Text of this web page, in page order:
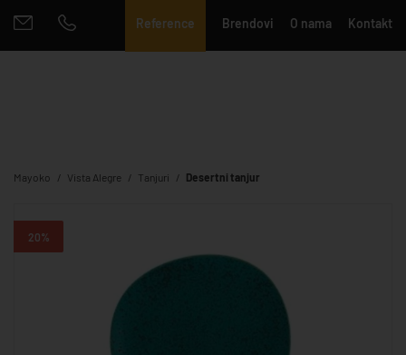
Reference Brendovi O nama Kontakt
Mayoko Vista Alegre Tanjuri Desertni tanjur
20%